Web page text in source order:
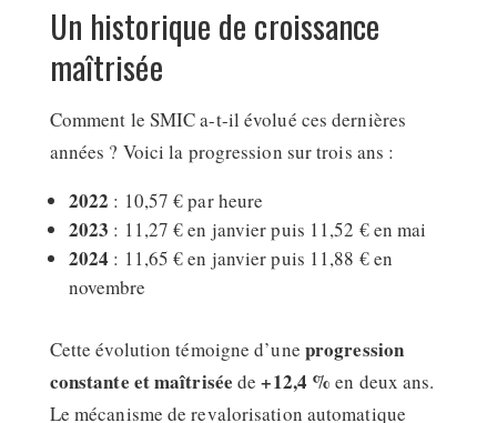
Un historique de croissance
maîtrisée
Comment le SMIC a-t-il évolué ces dernières
années ? Voici la progression sur trois ans :
2022 : 10,57 € par heure
2023 : 11,27 € en janvier puis 11,52 € en mai
2024 : 11,65 € en janvier puis 11,88 € en
novembre
Cette évolution témoigne d’une progression
constante et maîtrisée de+12,4 % en deux ans.
Le mécanisme de revalorisation automatique